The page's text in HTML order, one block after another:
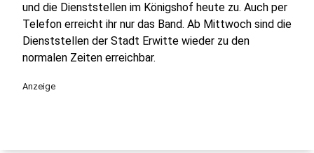
und die Dienststellen im Königshof heute zu. Auch per
Telefon erreicht ihr nur das Band. Ab Mittwoch sind die
Dienststellen der Stadt Erwitte wieder zu den
normalen Zeiten erreichbar.
Anzeige